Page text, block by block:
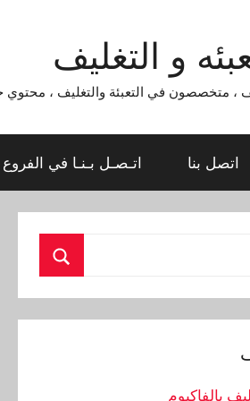
و التغليف
في التعبئة والتغليف ، محتوي جبد لماكينات التعبئة و
اتصل بنا اتـصـل بـنـا في